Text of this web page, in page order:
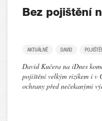
Bez pojištění
AKTUÁLNĚ DAVID
David Kučera na iDnes
pojištění velkým rizikem i v
ochrany před nečekanými